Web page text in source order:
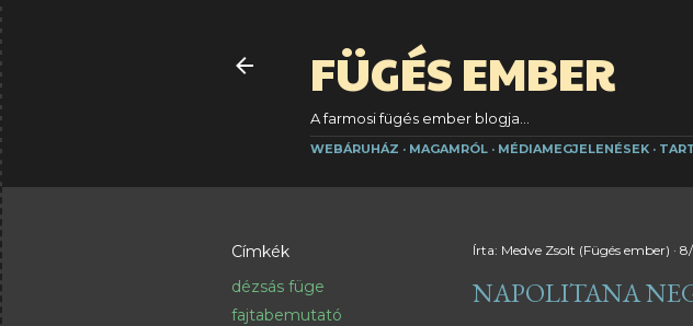
FÜGÉS EMBER
A farmosi fügés ember blogja...
WEBÁRUHÁZ MAGAMRÓL MÉDIAMEGJELENÉSEK
Címkék
dézsás füge
fajtabemutató
Írta: Medve Zsolt (Fügés ember)
NAPOLITANA